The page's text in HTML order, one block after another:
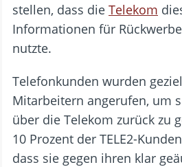
stellen, dass die Telekom
Informationen für
nutzte.
Telefonkunden wurden
Mitarbeitern angerufen, um
über die Telekom zurück zu
10 Prozent der TELE2-
dass sie gegen ihren klar